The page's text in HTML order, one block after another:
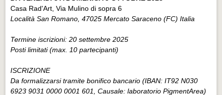
Casa Rad'Art, Via Mulino di sopra 6
Località San Romano, 47025 Mercato Saraceno (FC) Italia
Termine iscrizioni: 20 settembre 2025
Posti limitati (max. 10 partecipanti)
ISCRIZIONE
Da formalizzarsi tramite bonifico bancario (IBAN: IT92 N030
6923 9031 0000 0001 601, Causale: laboratorio PigmentArea)